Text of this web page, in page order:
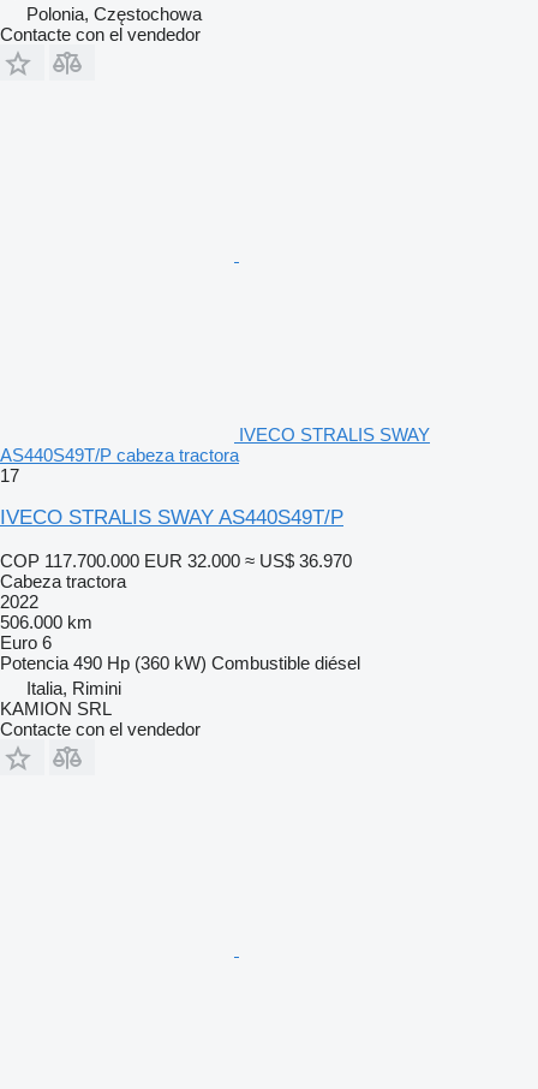
Polonia, Częstochowa
Contacte con el vendedor
IVECO STRALIS SWAY
AS440S49T/P cabeza tractora
17
IVECO STRALIS SWAY AS440S49T/P
COP 117.700.000 EUR 32.000 ≈ US$ 36.970
Cabeza tractora
2022
506.000 km
Euro 6
Potencia 490 Hp (360 kW) Combustible diésel
Italia, Rimini
KAMION SRL
Contacte con el vendedor